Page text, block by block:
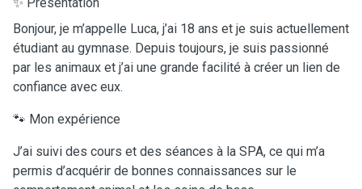
Bonjour, je m’appelle Luca, j’ai 18 ans et je suis actuellement
étudiant au gymnase. Depuis toujours, je suis passionné
par les animaux et j’ai une grande facilité à créer un lien de
confiance avec eux.
🐾 Mon expérience
J’ai suivi des cours et des séances à la SPA, ce qui m’a
permis d’acquérir de bonnes connaissances sur le